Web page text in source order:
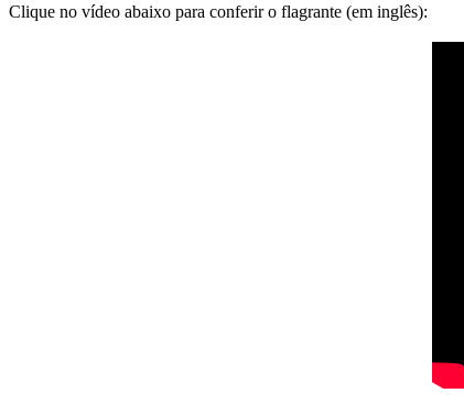
Clique no vídeo abaixo para conferir o flagrante (em inglês):